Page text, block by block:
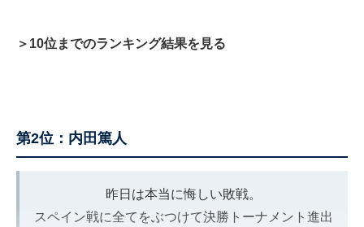
＞10位までのランキング結果を見る
第2位：内田篤人
昨日は本当に悔しい敗戦。
スペイン戦に全てをぶつけて決勝トーナメント進出